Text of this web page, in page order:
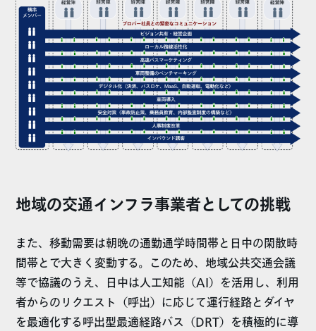
地域の交通インフラ事業者としての挑戦
また、移動需要は朝晩の通勤通学時間帯と日中の閑散時
間帯とで大きく変動する。このため、地域公共交通会議
等で協議のうえ、日中は人工知能（AI）を活用し、利用
者からのリクエスト（呼出）に応じて運行経路とダイヤ
を最適化する呼出型最適経路バス（DRT）を積極的に導